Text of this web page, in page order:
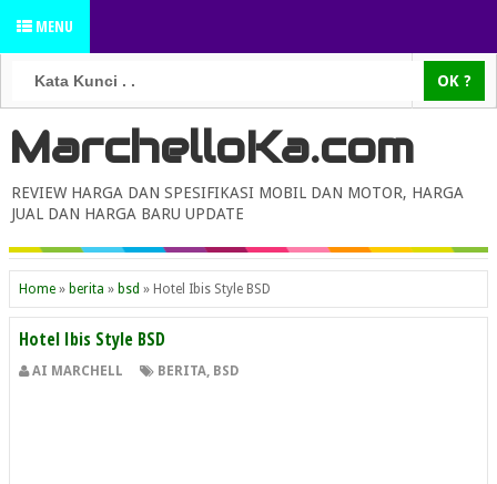
MENU
MarchelloKa.com
REVIEW HARGA DAN SPESIFIKASI MOBIL DAN MOTOR, HARGA
JUAL DAN HARGA BARU UPDATE
Home » berita » bsd » Hotel Ibis Style BSD
Hotel Ibis Style BSD
AI MARCHELL BERITA BSD